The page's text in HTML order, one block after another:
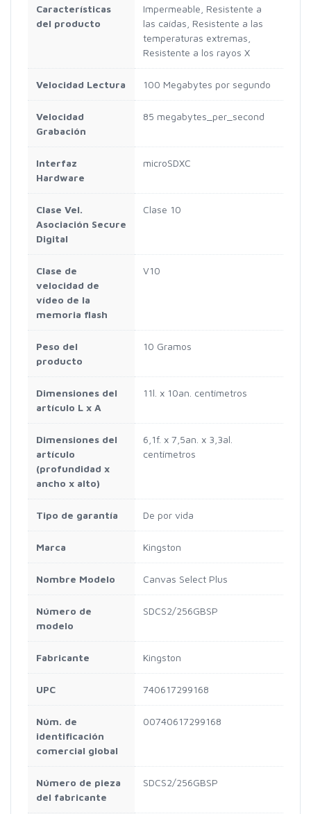
Características
del producto
Impermeable, Resistente a
las caídas, Resistente a las
temperaturas extremas,
Resistente a los rayos X
Velocidad Lectura 100 Megabytes por segundo
Velocidad
Grabación
85 megabytes_per_second
Interfaz
Hardware
microSDXC
Clase Vel.
Asociación Secure
Digital
Clase 10
Clase de
velocidad de
vídeo de la
memoria flash
V10
Peso del
producto
10 Gramos
Dimensiones del
artículo L x A
11l. x 10an. centímetros
Dimensiones del
artículo
(profundidad x
ancho x alto)
6,1f. x 7,5an. x 3,3al.
centímetros
Tipo de garantía De por vida
Marca Kingston
Nombre Modelo Canvas Select Plus
Número de
modelo
SDCS2/256GBSP
Fabricante Kingston
UPC 740617299168
Núm. de
identificación
comercial global
00740617299168
Número de pieza
del fabricante
SDCS2/256GBSP